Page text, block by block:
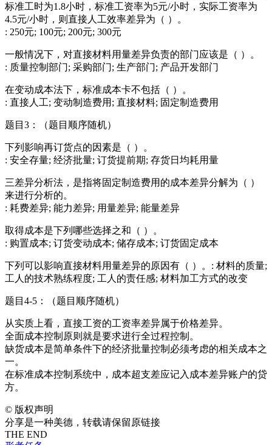
标准工时为1.8小时，标准工资率为5元/小时，实际工资率为
4.5元/小时，则直接人工效率差异为（ ）。
: 250元; 100元; 200元; 300元
一般情况下，对直接材料用量差异负责的部门应该是（ ）。
: 质量控制部门; 采购部门; 生产部门; 产品开发部门
在变动成本法下，标准成本卡不包括（ ）。
: 直接人工; 变动制造费用; 直接材料; 固定制造费用
题目3：（题目顺序随机）
下列影响再订货点的因素是（ ）。
: 安全存量; 经济批量; 订货提前期; 存货日均耗用量
三差异分析法，是指将固定制造费用的成本差异分解为（ ）
来进行分析的。
: 耗费差异; 能力差异; 用量差异; 能量差异
取得成本是下列哪些选择之和（ ）。
: 购置成本; 订货变动成本; 储存成本; 订货固定成本
下列可以影响直接材料用量差异的原因有（ ）。: 材料的质量;
工人的技术熟练程度; 工人的责任感; 材料加工方式的改变
题目4-5：（题目顺序随机）
从实质上看，直接工资的工资率差异属于价格差异。
全面成本控制原则就是要求进行全过程控制。
缺货成本是简单条件下的经济批量控制必须考虑的相关成本之
一。
在标准成本控制系统中，成本超支差应记入成本差异账户的贷
方。
© 版权声明
分享是一种美德，转载请保留原链接
THE END